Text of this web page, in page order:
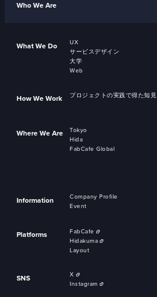
Who We Are
What We Do UX
サービスデザイン
大学
Web
How We Work プロジェクトの実践で得た知見
Where We Are Tokyo
Hida
FabCafe Global
Information Company Profile
Event
Platforms FabCafe
Hidakuma
Layout
SNS X
Instagram